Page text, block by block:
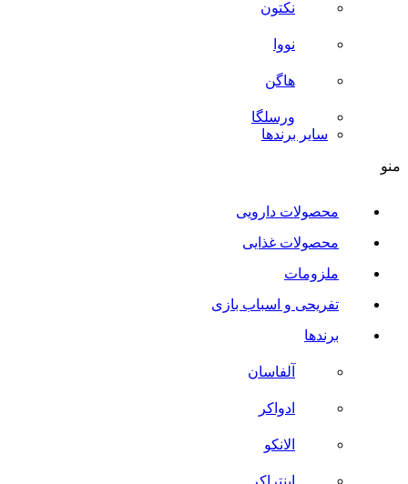
نکتون
نووا
هاگن
ورسلگا
سایر برند‌ها
منو
محصولات دارویی
محصولات غذایی
ملزومات
تفریحی و اسباب بازی
برندها
آلفاسان
ادواکر
الانکو
اینتراکر